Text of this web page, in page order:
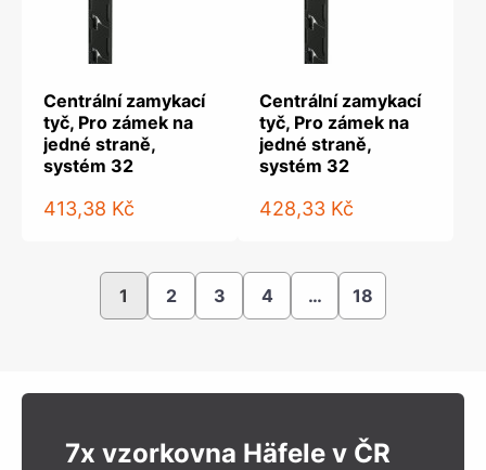
Centrální zamykací
tyč, Pro zámek na
jedné straně,
systém 32
413,38 Kč
Centrální zamykací
tyč, Pro zámek na
jedné straně,
systém 32
428,33 Kč
1 2 3 4 … 18
7x vzorkovna Häfele v ČR